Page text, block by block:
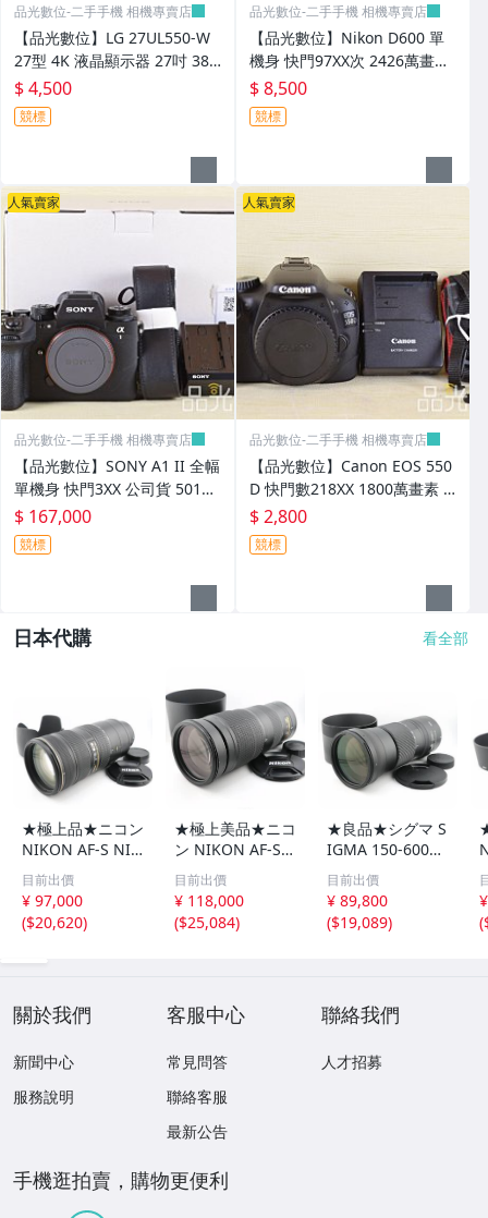
品光數位-二手手機 相機專賣店
【品光數位】LG 27UL550-W
27型 4K 液晶顯示器 27吋 384
0x2160 輸入訊號DP*1 HDMI
*1 #141279
$ 4,500
競標
品光數位-二手手機 相機專賣店
【品光數位】Nikon D600 單
機身 快門97XX次 2426萬畫素
公司貨 #141864T
$ 8,500
競標
人氣賣家
品光數位-二手手機 相機專賣店
【品光數位】SONY A1 II 全幅
單機身 快門3XX 公司貨 5010
萬畫素 #141510T
$ 167,000
競標
人氣賣家
品光數位-二手手機 相機專賣店
【品光數位】Canon EOS 550
D 快門數218XX 1800萬畫素 #
141787T
$ 2,800
競標
日本代購 看全部
★極上品★ニコン
NIKON AF-S NIK
KOR 70-200mm
F2.8G ED VR II★
I0763＃5506
目前出價
¥ 97,000
($20,620)
★極上美品★ニコ
ン NIKON AF-S
NIKKOR 200-500
mm F5.6E ED VR
★ I0790＃5487
目前出價
¥ 118,000
($25,084)
★良品★シグマ S
IGMA 150-600m
m F5-6.3 DG OS
HSM Contempor
ary NIKON ニコ
ン用★ I0768＃
目前出價
¥ 89,800
($19,089)
(
關於我們
新聞中心
服務說明
客服中心
常見問答
聯絡客服
最新公告
聯絡我們
人才招募
手機逛拍賣，購物更便利